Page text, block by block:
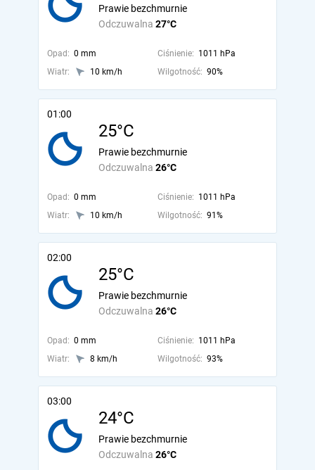
Odczuwalna 27°C
Prawie bezchmurnie
Opad: 0 mm Ciśnienie: 1011 hPa
Wiatr:
10 km/h Wilgotność: 90%
01:00
25°C
Odczuwalna 26°C
Prawie bezchmurnie
Opad: 0 mm Ciśnienie: 1011 hPa
Wiatr:
10 km/h Wilgotność: 91%
02:00
25°C
Odczuwalna 26°C
Prawie bezchmurnie
Opad: 0 mm Ciśnienie: 1011 hPa
Wiatr:
8 km/h Wilgotność: 93%
03:00
24°C
Odczuwalna 26°C
Prawie bezchmurnie